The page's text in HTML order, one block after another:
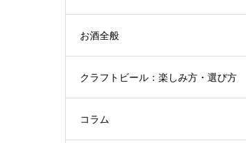
お酒全般
クラフトビール：楽しみ方・選び方
コラム